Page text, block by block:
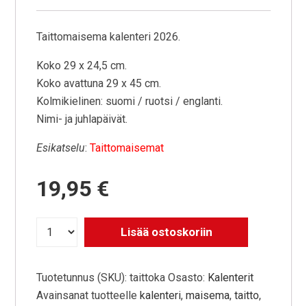
Taittomaisema kalenteri 2026.
Koko 29 x 24,5 cm.
Koko avattuna 29 x 45 cm.
Kolmikielinen: suomi / ruotsi / englanti.
Nimi- ja juhlapäivät.
Esikatselu:Taittomaisemat
19,95 €
Lisää ostoskoriin
Tuotetunnus (SKU):taittoka Osasto: Kalenterit
Avainsanat tuotteelle kalenteri,maisema,taitto,